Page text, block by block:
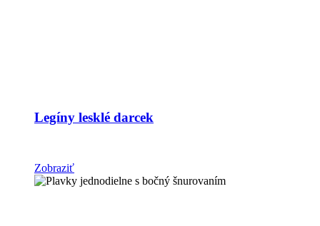
Legíny lesklé darcek
Zobraziť